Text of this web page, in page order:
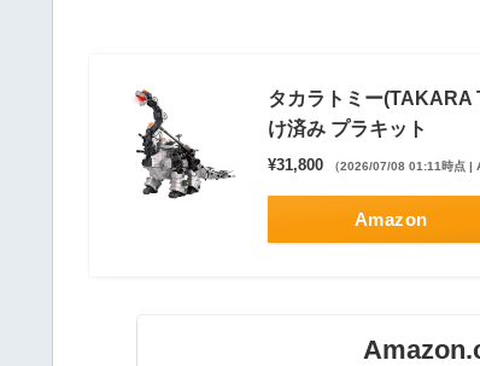
タカラトミー(TAKARA
け済み プラキット
¥31,800 （2026/07/08 01:11時点 |
Amazon